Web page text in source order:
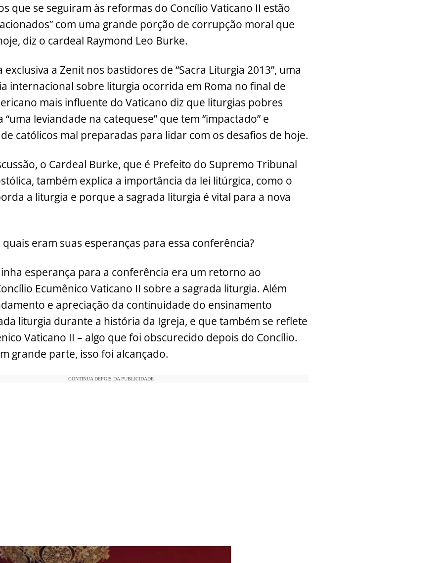
p
y
Li
k
ar
e
que se seguiram às reformas do Concílio Vaticano II estão
com uma grande porção de corrupção moral que
diz o cardeal Raymond Leo Burke.
a Zenit nos bastidores de “Sacra Liturgia 2013”, uma
internacional sobre liturgia ocorrida em Roma no final de
mais influente do Vaticano diz que liturgias pobres
leviandade na catequese” que tem “impactado” e
católicos mal preparadas para lidar com os desafios de hoje.
o Cardeal Burke, que é Prefeito do Supremo Tribunal
também explica a importância da lei litúrgica, como o
a liturgia e porque a sagrada liturgia é vital para a nova
quais eram suas esperanças para essa conferência?
esperança para a conferência era um retorno ao
Ecumênico Vaticano II sobre a sagrada liturgia. Além
e apreciação da continuidade do ensinamento
liturgia durante a história da Igreja, e que também se reflete
Vaticano II – algo que foi obscurecido depois do Concílio.
grande parte, isso foi alcançado.
CONTINUA DEPOIS DA PUBLICIDADE